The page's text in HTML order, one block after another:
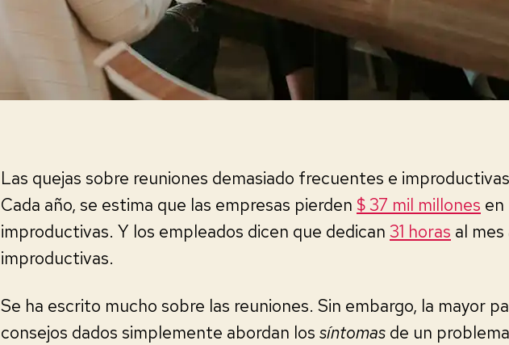
Las quejas sobre reuniones demasiado frecuentes e
Cada año, se estima que las empresas pierden $ 37 mil millones en
improductivas. Y los empleados dicen que dedican 31 horas al
improductivas.
Se ha escrito mucho sobre las reuniones. Sin embargo, la mayor
consejos dados simplemente abordan los síntomas de un